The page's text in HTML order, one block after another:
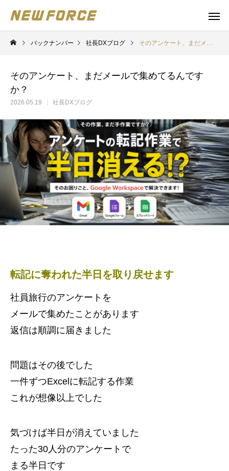
WEBコンテンツ
WEBマーケティング戦略立案
Claude
補助金の取得
バックナンバー 社長DXブログ そのアンケート、まだメールで集めてるんですか？
そのアンケート、まだメールで集めてるんです
か？
2026.05.19 社長DXブログ
転記に奪われた半日を取り戻せます
社員旅行のアンケートを
メールで集めたことがあります
返信は順調に届きました
問題はその後でした
一件ずつExcelに転記する作業
これが想像以上でした
気づけば半日が消えていました
たった30人分のアンケートで
まる半日です